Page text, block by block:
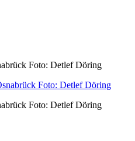
Foto: Detlef Döring
Foto: Detlef Döring